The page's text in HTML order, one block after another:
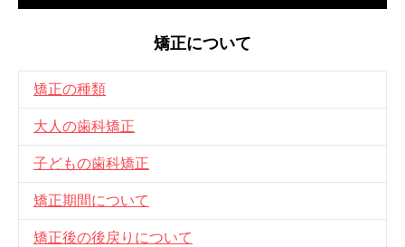
矯正について
矯正の種類
大人の歯科矯正
子どもの歯科矯正
矯正期間について
矯正後の後戻りについて